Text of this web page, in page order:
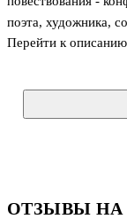
поэта, художника,
практиком,
блестящими
Перейти к
ОТЗЫВЫ НА